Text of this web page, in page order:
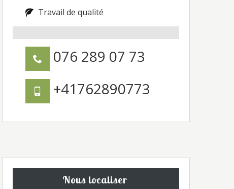
Travail de qualité
076 289 07 73
+41762890773
Nous localiser